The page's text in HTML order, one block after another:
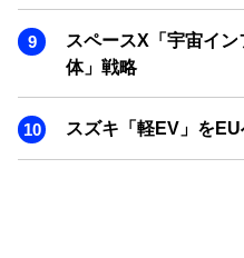
スペースX「宇宙イン
体」戦略
スズキ「軽EV」を